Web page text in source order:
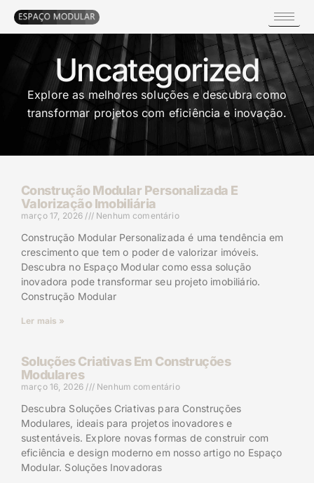
Uncategorized
Explore as melhores soluções e descubra como
transformar projetos com eficiência e inovação.
Construção Modular Personalizada E
Valorização Imobiliária
março 17, 2026 Nenhum comentário
Construção Modular Personalizada é uma tendência em
crescimento que tem o poder de valorizar imóveis.
Descubra no Espaço Modular como essa solução
inovadora pode transformar seu projeto imobiliário.
Construção Modular
Ler mais »
Soluções Criativas Em Construções
Modulares
março 16, 2026 Nenhum comentário
Descubra Soluções Criativas para Construções
Modulares, ideais para projetos inovadores e
sustentáveis. Explore novas formas de construir com
eficiência e design moderno em nosso artigo no Espaço
Modular. Soluções Inovadoras